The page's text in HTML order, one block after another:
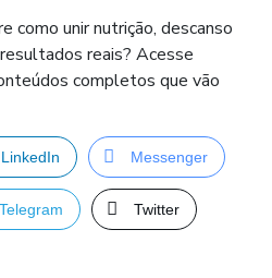
como unir nutrição, descanso
reais? Acesse
completos que vão
LinkedIn Messenger
Telegram Twitter